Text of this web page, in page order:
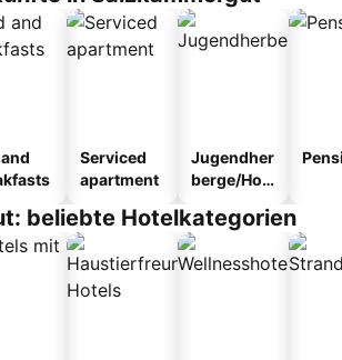
Serviced
apartment
Jugendher
berge/Hos
beliebte Hotelkategorien